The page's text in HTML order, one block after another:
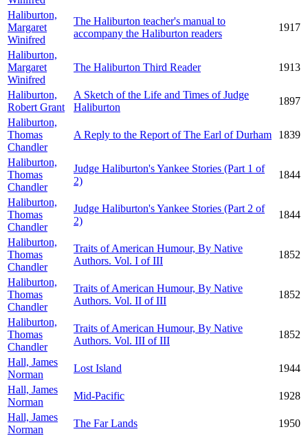
Haliburton,
Margaret
Winifred
The Haliburton teacher's manual to
accompany the Haliburton readers
1917
Haliburton,
Margaret
Winifred
The Haliburton Third Reader 1913
Haliburton,
Robert Grant
A Sketch of the Life and Times of Judge
Haliburton
1897
Haliburton,
Thomas
Chandler
A Reply to the Report of The Earl of Durham 1839
Haliburton,
Thomas
Chandler
Judge Haliburton's Yankee Stories (Part 1 of
2)
1844
Haliburton,
Thomas
Chandler
Judge Haliburton's Yankee Stories (Part 2 of
2)
1844
Haliburton,
Thomas
Chandler
Traits of American Humour, By Native
Authors. Vol. I of III
1852
Haliburton,
Thomas
Chandler
Traits of American Humour, By Native
Authors. Vol. II of III
1852
Haliburton,
Thomas
Chandler
Traits of American Humour, By Native
Authors. Vol. III of III
1852
Hall, James
Norman
Lost Island
1944
Hall, James
Norman
Mid-Pacific
1928
Hall, James
Norman
The Far Lands
1950